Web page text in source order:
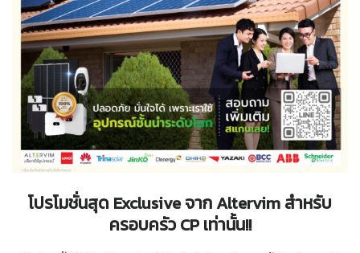
โปรโมชั่นสุด Exclusiveจาก Altervimสำหรับ
ครอบครัว CPเท่านั้น!!